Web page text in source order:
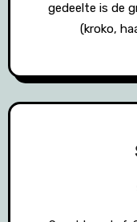
gedeelte is de
(kroko,